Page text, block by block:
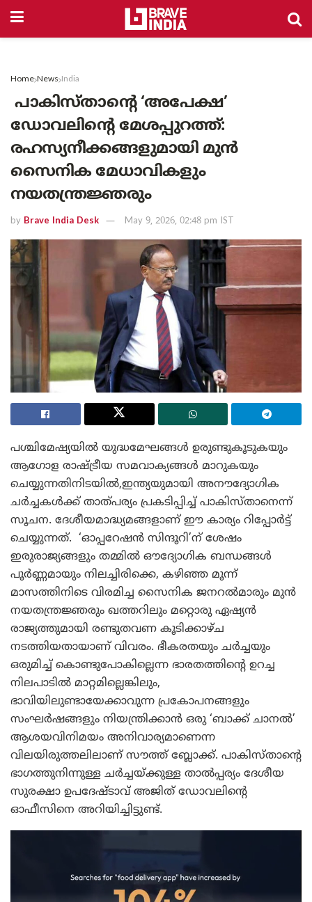
Home News India
പാകിസ്താൻ്റെ ‘അപേക്ഷ’
ഡോവലിന്റെ മേശപ്പുറത്ത്:
രഹസ്യനീക്കങ്ങളുമായി മുൻ
സൈനിക മേധാവികളും
നയതന്ത്രജ്ഞരും
by Brave India Desk May 9, 2026, 02:48 pm IST
പശ്ചിമേഷ്യയിൽ യുദ്ധമേഘങ്ങൾ ഉരുണ്ടുകൂടുകയും
ആഗോള രാഷ്ട്രീയ സമവാക്യങ്ങൾ മാറുകയും
ചെയ്യുന്നതിനിടയിൽ,ഇന്ത്യയുമായി അനൗദ്യോഗിക
ചർച്ചകൾക്ക് താത്പര്യം പ്രകടിപ്പിച്ച് പാകിസ്താനെന്ന്
സൂചന. ദേശീയമാദ്ധ്യമങ്ങളാണ് ഈ കാര്യം റിപ്പോർട്ട്
ചെയ്യുന്നത്. ‘ഓപ്പറേഷൻ സിന്ദൂറി’ന് ശേഷം
ഇരുരാജ്യങ്ങളും തമ്മിൽ ഔദ്യോഗിക ബന്ധങ്ങൾ
പൂർണ്ണമായും നിലച്ചിരിക്കെ, കഴിഞ്ഞ മൂന്ന്
മാസത്തിനിടെ വിരമിച്ച സൈനിക ജനറൽമാരും മുൻ
നയതന്ത്രജ്ഞരും ഖത്തറിലും മറ്റൊരു ഏഷ്യൻ
രാജ്യത്തുമായി രണ്ടുതവണ കൂടിക്കാഴ്ച
നടത്തിയതായാണ് വിവരം. ഭീകരതയും ചർച്ചയും
ഒരുമിച്ച് കൊണ്ടുപോകില്ലെന്ന ഭാരതത്തിന്റെ ഉറച്ച
നിലപാടിൽ മാറ്റമില്ലെങ്കിലും,
ഭാവിയിലുണ്ടായേക്കാവുന്ന പ്രകോപനങ്ങളും
സംഘർഷങ്ങളും നിയന്ത്രിക്കാൻ ഒരു ‘ബാക്ക് ചാനൽ’
ആശയവിനിമയം അനിവാര്യമാണെന്ന
വിലയിരുത്തലിലാണ് സൗത്ത് ബ്ലോക്ക്. പാകിസ്താൻ്റെ
ഭാഗത്തുനിന്നുള്ള ചർച്ചയ്ക്കുള്ള താൽപ്പര്യം ദേശീയ
സുരക്ഷാ ഉപദേഷ്ടാവ് അജിത് ഡോവലിന്റെ
ഓഫീസിനെ അറിയിച്ചിട്ടുണ്ട്.